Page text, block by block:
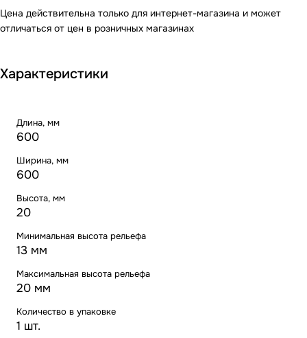
Цена действительна только для интернет-магазина и может
отличаться от цен в розничных магазинах
Характеристики
Длина, мм
600
Ширина, мм
600
Высота, мм
20
Минимальная высота рельефа
13 мм
Максимальная высота рельефа
20 мм
Количество в упаковке
1 шт.